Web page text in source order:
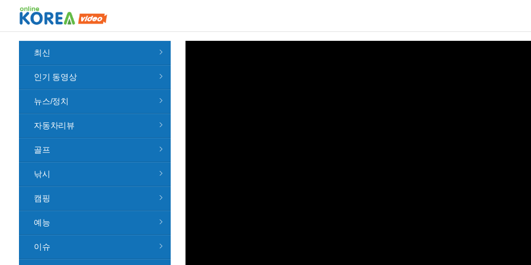
최신
인기 동영상
뉴스/정치
자동차리뷰
골프
낚시
캠핑
예능
이슈